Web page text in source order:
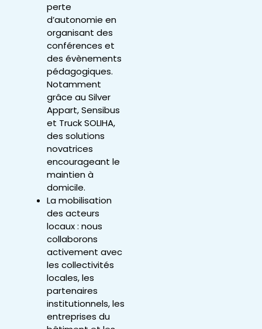
perte
d’autonomie en
organisant des
conférences et
des évènements
pédagogiques.
Notamment
grâce au Silver
Appart, Sensibus
et Truck SOLIHA,
des solutions
novatrices
encourageant le
maintien à
domicile.
La mobilisation
des acteurs
locaux : nous
collaborons
activement avec
les collectivités
locales, les
partenaires
institutionnels, les
entreprises du